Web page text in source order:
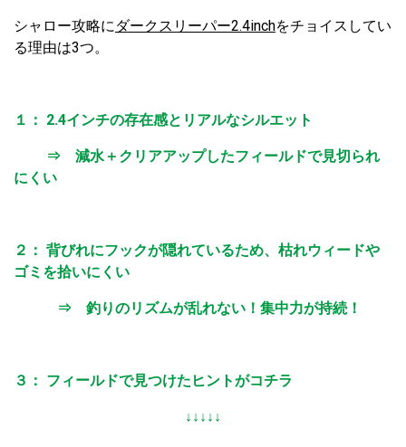
シャロー攻略にダークスリーパー2.4inchをチョイスしてい
る理由は3つ。
１： 2.4インチの存在感とリアルなシルエット
⇒ 減水＋クリアアップしたフィールドで見切られ
にくい
２： 背びれにフックが隠れているため、枯れウィードや
ゴミを拾いにくい
⇒ 釣りのリズムが乱れない！集中力が持続！
３： フィールドで見つけたヒントがコチラ
↓↓↓↓↓